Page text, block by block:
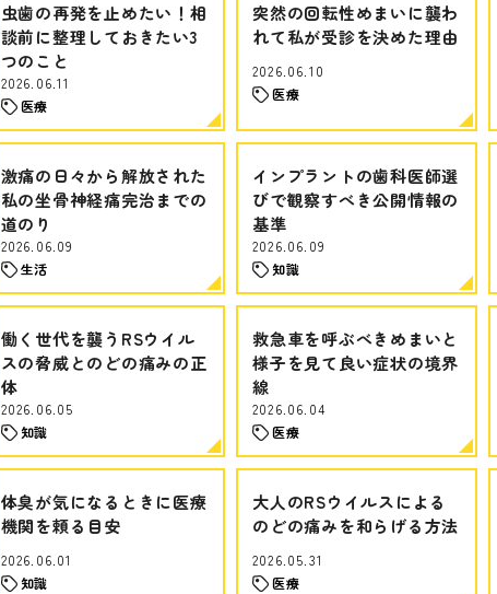
虫歯の再発を止めたい！相
談前に整理しておきたい3
つのこと
2026.06.11
医療
突然の回転性めまいに襲わ
れて私が受診を決めた理由
2026.06.10
医療
激痛の日々から解放された
私の坐骨神経痛完治までの
道のり
2026.06.09
生活
インプラントの歯科医師選
びで観察すべき公開情報の
基準
2026.06.09
知識
働く世代を襲うRSウイル
スの脅威とのどの痛みの正
体
2026.06.05
知識
救急車を呼ぶべきめまいと
様子を見て良い症状の境界
線
2026.06.04
医療
体臭が気になるときに医療
機関を頼る目安
2026.06.01
知識
大人のRSウイルスによる
のどの痛みを和らげる方法
2026.05.31
医療